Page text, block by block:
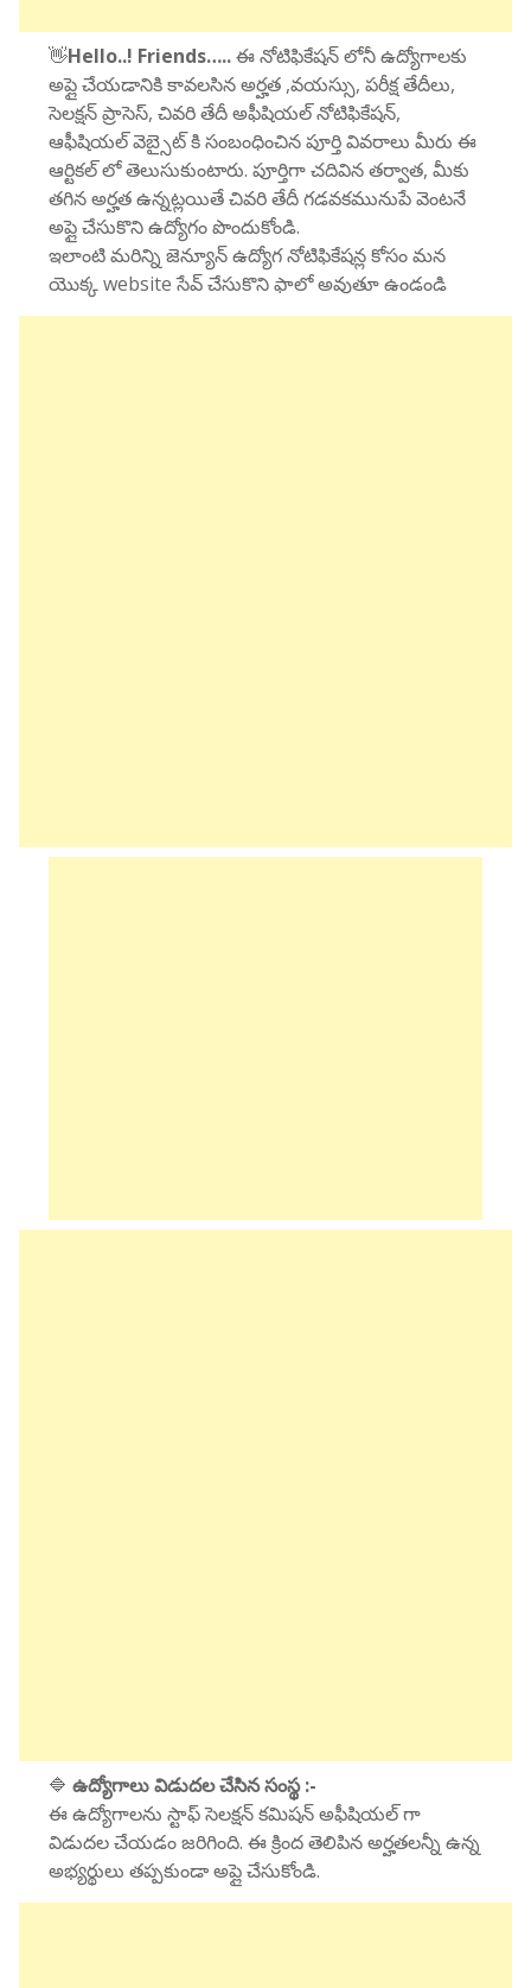
👋Hello..! Friends…..ఈ నోటిఫికేషన్ లోనీ ఉద్యోగాలకు
అప్లై చేయడానికి కావలసిన అర్హత ,వయస్సు, పరీక్ష తేదీలు,
సెలక్షన్ ప్రాసెస్, చివరి తేదీ అఫీషియల్ నోటిఫికేషన్,
ఆఫీషియల్ వెబ్సైట్ కి సంబంధించిన పూర్తి వివరాలు మీరు ఈ
ఆర్టికల్ లో తెలుసుకుంటారు. పూర్తిగా చదివిన తర్వాత, మీకు
తగిన అర్హత ఉన్నట్లయితే చివరి తేదీ గడవకమునుపే వెంటనే
అప్లై చేసుకొని ఉద్యోగం పొందుకోండి.
ఇలాంటి మరిన్ని జెన్యూన్ ఉద్యోగ నోటిఫికేషన్ల కోసం మన
యొక్క website సేవ్ చేసుకొని ఫాలో అవుతూ ఉండండి
🔷 ఉద్యోగాలు విడుదల చేసిన సంస్థ :-
ఈ ఉద్యోగాలను స్టాఫ్ సెలక్షన్ కమిషన్ అఫీషియల్ గా
విడుదల చేయడం జరిగింది. ఈ క్రింద తెలిపిన అర్హతలన్నీ ఉన్న
అభ్యర్థులు తప్పకుండా అప్లై చేసుకోండి.